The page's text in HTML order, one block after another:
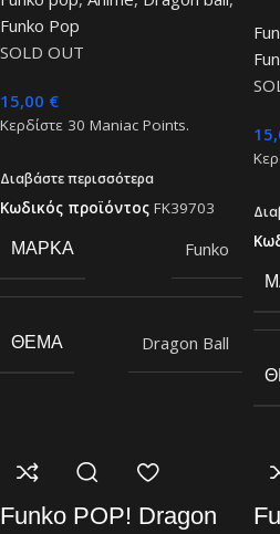
Funko Pop
SOLD OUT
15,00 €
Κερδίστε 30 Maniac Points.
Διαβάστε περισσότερα
Κωδικός προϊόντος FK39703
ΜΆΡΚΑ Funko
ΘΈΜΑ Dragon Ball
Funko POP! Dragon